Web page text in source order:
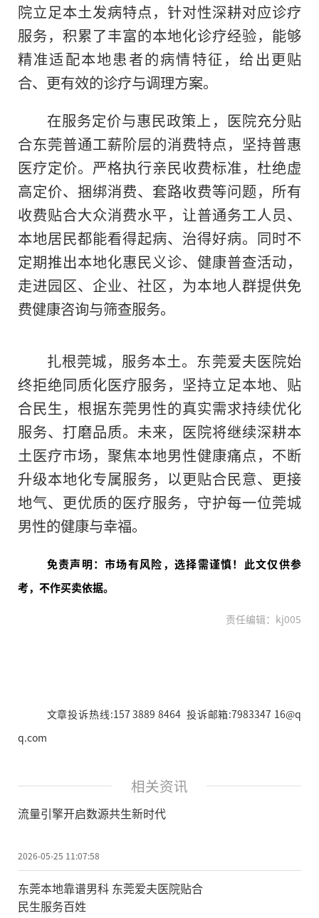
院立足本土发病特点，针对性深耕对应诊疗
服务，积累了丰富的本地化诊疗经验，能够
精准适配本地患者的病情特征，给出更贴
合、更有效的诊疗与调理方案。
在服务定价与惠民政策上，医院充分贴
合东莞普通工薪阶层的消费特点，坚持普惠
医疗定价。严格执行亲民收费标准，杜绝虚
高定价、捆绑消费、套路收费等问题，所有
收费贴合大众消费水平，让普通务工人员、
本地居民都能看得起病、治得好病。同时不
定期推出本地化惠民义诊、健康普查活动，
走进园区、企业、社区，为本地人群提供免
费健康咨询与筛查服务。
扎根莞城，服务本土。东莞爱夫医院始
终拒绝同质化医疗服务，坚持立足本地、贴
合民生，根据东莞男性的真实需求持续优化
服务、打磨品质。未来，医院将继续深耕本
土医疗市场，聚焦本地男性健康痛点，不断
升级本地化专属服务，以更贴合民意、更接
地气、更优质的医疗服务，守护每一位莞城
男性的健康与幸福。
免责声明：市场有风险，选择需谨慎！此文仅供参
考，不作买卖依据。
责任编辑：kj005
文章投诉热线:157 3889 8464 投诉邮箱:7983347 16@q
q.com
相关资讯
流量引擎开启数源共生新时代
2026-05-25 11:07:58
东莞本地靠谱男科 东莞爱夫医院贴合
民生服务百姓